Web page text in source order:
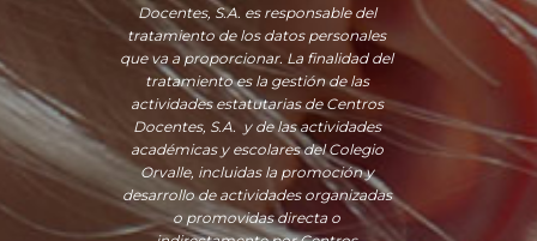
Docentes, S.A. es responsable del
tratamiento de los datos personales
que va a proporcionar. La finalidad del
tratamiento es la gestión de las
actividades estatutarias de Centros
Docentes, S.A. y de las actividades
académicas y escolares del Colegio
Orvalle, incluidas la promoción y
desarrollo de actividades organizadas
o promovidas directa o